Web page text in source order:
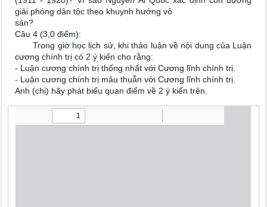
giải phóng dân tộc theo khuynh hướng vô
sản?
Câu 4 (3,0 điểm):
Trong giờ học lịch sử, khi thảo luận về nội dung của Luận
cương chính trị có 2 ý kiến cho rằng:
- Luận cương chính trị thống nhất với Cương lĩnh chính trị.
- Luận cương chính trị mâu thuẫn với Cương lĩnh chính trị.
Anh (chị) hãy phát biểu quan điểm về 2 ý kiến trên.